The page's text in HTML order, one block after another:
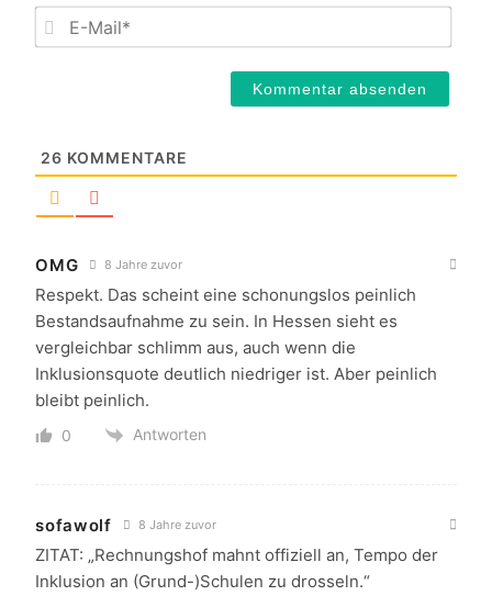
E-
26 KOMMENTARE
OMG 8 Jahre zuvor
Respekt. Das scheint eine schonungslos peinlich
Bestandsaufnahme zu sein. In Hessen sieht es
vergleichbar schlimm aus, auch wenn die
Inklusionsquote deutlich niedriger ist. Aber peinlich
bleibt peinlich.
0 Antworten
sofawolf 8 Jahre zuvor
ZITAT: „Rechnungshof mahnt offiziell an, Tempo der
Inklusion an (Grund-)Schulen zu drosseln.“